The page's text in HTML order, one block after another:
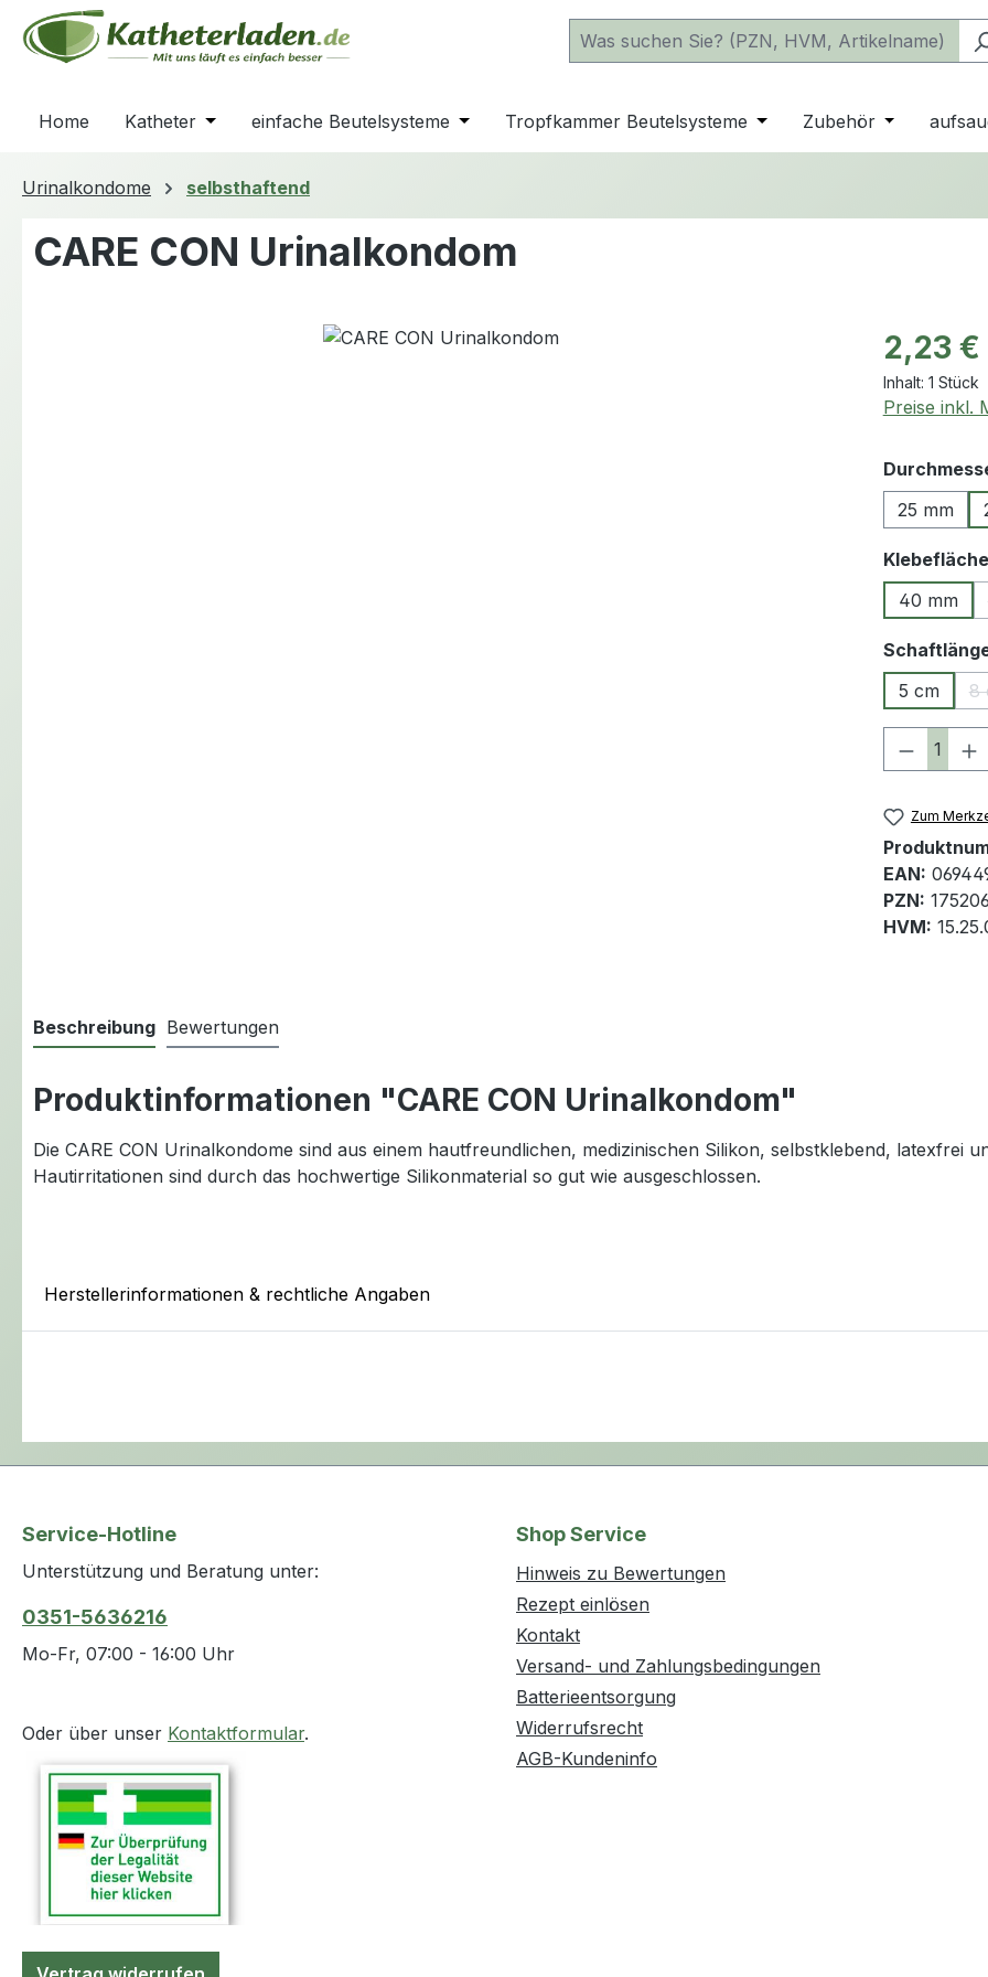
Hauptinhalt springen
Zur Suche springen
Zur Hauptnavigation springen
Home Katheter Öffne oder Schließe das Dropdown der Kategorie Katheter
einfache Beutelsysteme Öffne oder Schließe das Dropdown der Kategorie einfache
Tropfkammer Beutelsysteme Öffne oder Schließe das
Zubehör Öffne oder
Urinalkondome selbsthaftend
CARE CON Urinalkondom
Regulärer
2,23 €
Inhalt: 1 Stück
Preise inkl.
25 mm
Klebefläche
40 mm
5 cm
8
Zum
EAN:
PZN:
HVM:
Beschreibung Bewertungen
Produktinformationen "CARE CON Urinalkondom"
Die CARE CON Urinalkondome sind aus einem hautfreundlichen, medizinischen Silikon, selbstklebend, latexfrei
Hautirritationen sind durch das hochwertige Silikonmaterial so gut wie ausgeschlossen.
Herstellerinformationen & rechtliche Angaben
Service-Hotline
Unterstützung und Beratung unter:
0351-5636216
Mo-Fr, 07:00 - 16:00 Uhr
Oder über unser Kontaktformular.
Shop Service
Hinweis zu Bewertungen
Rezept einlösen
Kontakt
Versand- und Zahlungsbedingungen
Batterieentsorgung
Widerrufsrecht
AGB-Kundeninfo